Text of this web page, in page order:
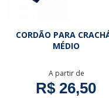
CORDÃO PARA
MÉDIO
A partir de
R$ 26,50